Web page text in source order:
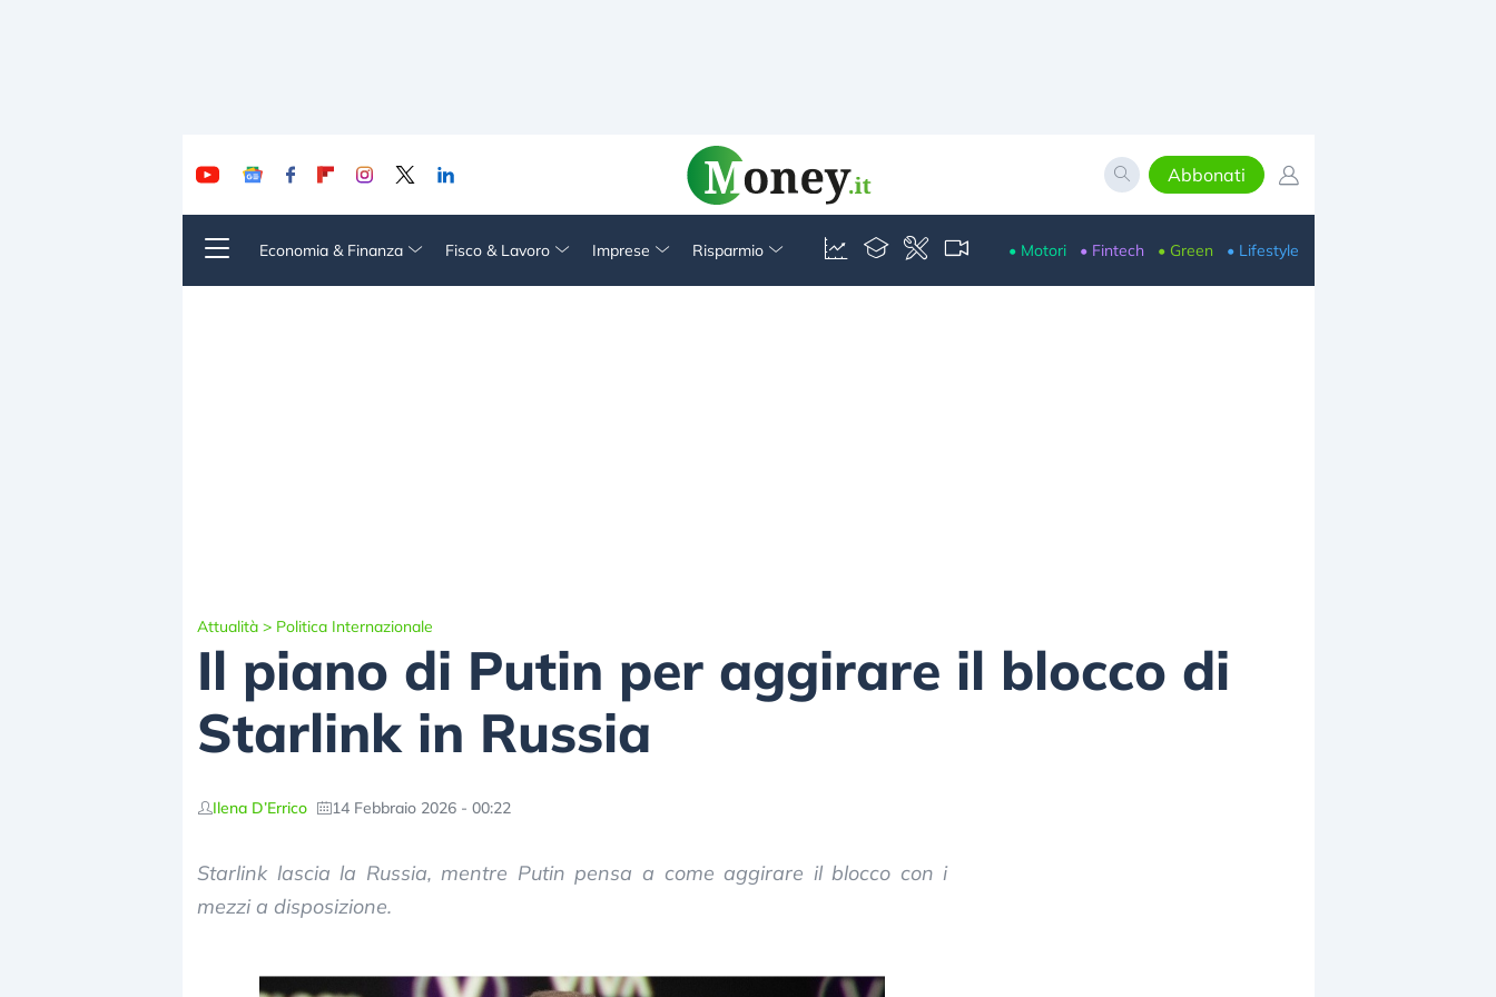
Abbonati
Economia & Finanza Fisco & Lavoro Imprese Risparmio • Motori • Fintech • Green • Lifestyle
Attualità > Politica Internazionale
Il piano di Putin per aggirare il blocco di
Starlink in Russia
Ilena D’Errico 14 Febbraio 2026 - 00:22
Starlink lascia la Russia, mentre Putin pensa a come aggirare il blocco con i
mezzi a disposizione.